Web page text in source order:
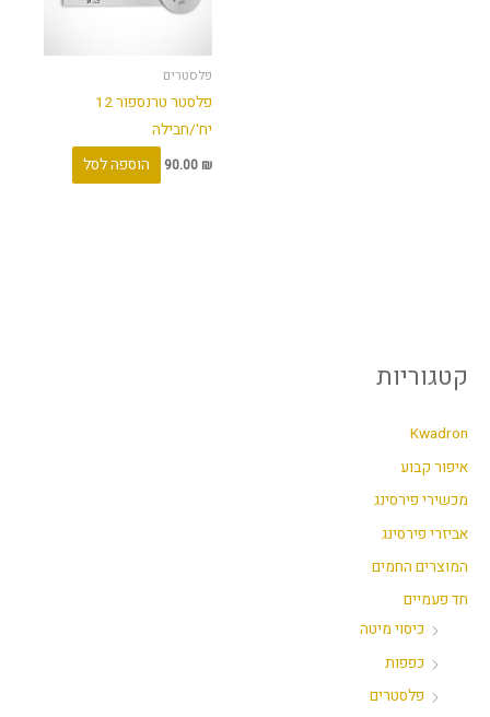
פלסטרים
פלסטר טרנספור 12
יח'/חבילה
90.00 ₪ הוספה לסל
קטגוריות
Kwadron
איפור קבוע
מכשירי פירסינג
אביזרי פירסינג
המוצרים החמים
חד פעמיים
כיסוי מיטה
כפפות
פלסטרים